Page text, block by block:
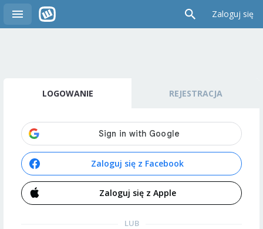
Zaloguj się
LOGOWANIE REJESTRACJA
Zaloguj się z Facebook
Zaloguj się z Apple
LUB